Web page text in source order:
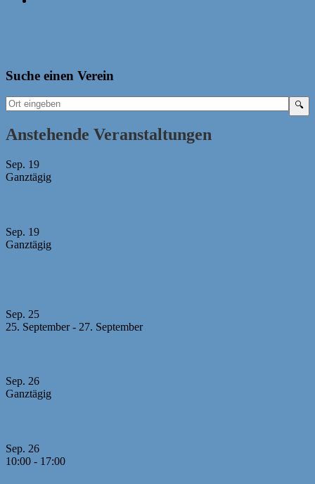
Suche einen Verein
Anstehende Veranstaltungen
Sep. 19
Ganztägig
Sep. 19
Ganztägig
Sep. 25
25. September- 27. September
Sep. 26
Ganztägig
Sep. 26
10:00 - 17:00